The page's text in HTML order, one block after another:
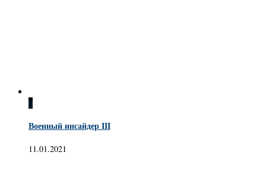
0
Военный инсайдер III
11.01.2021